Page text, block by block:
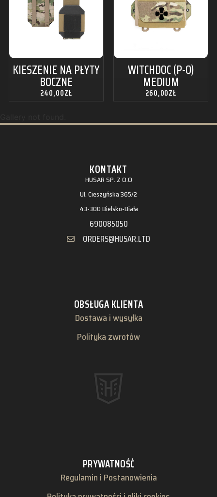
KIESZENIE NA PŁYTY
BOCZNE
240,00ZŁ
WITCHDOC (P-O)
MEDIUM
260,00ZŁ
KONTAKT
HUSAR SP. Z O.O
Ul. Cieszyńska 365/2
43-300 Bielsko-Biała
690085050
ORDERS@HUSAR.LTD
OBSŁUGA KLIENTA
Dostawa i wysyłka
Polityka zwrotów
PRYWATNOŚĆ
Regulamin i Postanowienia